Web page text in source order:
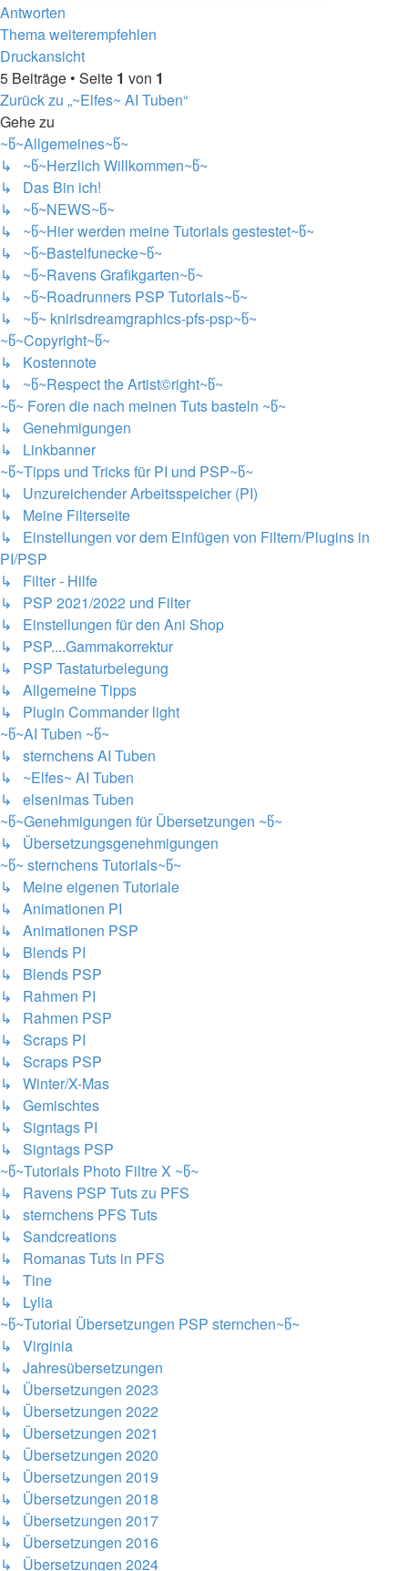
Nach
oben
Antworten
Thema weiterempfehlen
Druckansicht
5 Beiträge • Seite 1 von 1
Zurück zu „~Elfes~ AI Tuben“
Gehe zu
~წ~Allgemeines~წ~
↳ ~წ~Herzlich Willkommen~წ~
↳ Das Bin ich!
↳ ~წ~NEWS~წ~
↳ ~წ~Hier werden meine Tutorials gestestet~წ~
↳ ~წ~Bastelfunecke~წ~
↳ ~წ~Ravens Grafikgarten~წ~
↳ ~წ~Roadrunners PSP Tutorials~წ~
↳ ~წ~ knirisdreamgraphics-pfs-psp~წ~
~წ~Copyright~წ~
↳ Kostennote
↳ ~წ~Respect the Artist©right~წ~
~წ~ Foren die nach meinen Tuts basteln ~წ~
↳ Genehmigungen
↳ Linkbanner
~წ~Tipps und Tricks für PI und PSP~წ~
↳ Unzureichender Arbeitsspeicher (PI)
↳ Meine Filterseite
↳ Einstellungen vor dem Einfügen von Filtern/Plugins in
PI/PSP
↳ Filter - Hilfe
↳ PSP 2021/2022 und Filter
↳ Einstellungen für den Ani Shop
↳ PSP....Gammakorrektur
↳ PSP Tastaturbelegung
↳ Allgemeine Tipps
↳ Plugin Commander light
~წ~AI Tuben ~წ~
↳ sternchens AI Tuben
↳ ~Elfes~ AI Tuben
↳ elsenimas Tuben
~წ~Genehmigungen für Übersetzungen ~წ~
↳ Übersetzungsgenehmigungen
~წ~ sternchens Tutorials~წ~
↳ Meine eigenen Tutoriale
↳ Animationen PI
↳ Animationen PSP
↳ Blends PI
↳ Blends PSP
↳ Rahmen PI
↳ Rahmen PSP
↳ Scraps PI
↳ Scraps PSP
↳ Winter/X-Mas
↳ Gemischtes
↳ Signtags PI
↳ Signtags PSP
~წ~Tutorials Photo Filtre X ~წ~
↳ Ravens PSP Tuts zu PFS
↳ sternchens PFS Tuts
↳ Sandcreations
↳ Romanas Tuts in PFS
↳ Tine
↳ Lylia
~წ~Tutorial Übersetzungen PSP sternchen~წ~
↳ Virginia
↳ Jahresübersetzungen
↳ Übersetzungen 2023
↳ Übersetzungen 2022
↳ Übersetzungen 2021
↳ Übersetzungen 2020
↳ Übersetzungen 2019
↳ Übersetzungen 2018
↳ Übersetzungen 2017
↳ Übersetzungen 2016
↳ Übersetzungen 2024